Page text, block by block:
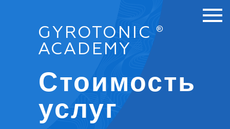
GYROTONIC
Стоимость
услуг
®
ACADEMY